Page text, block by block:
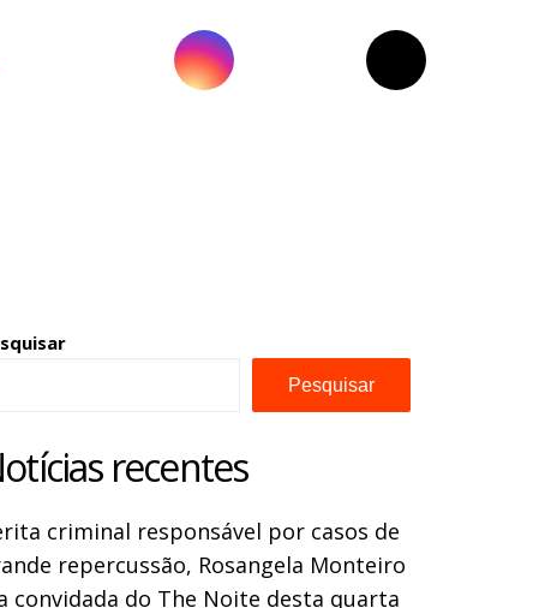
Pesquisar
recentes
criminal responsável por casos de
repercussão, Rosangela Monteiro
convidada do The Noite desta quarta